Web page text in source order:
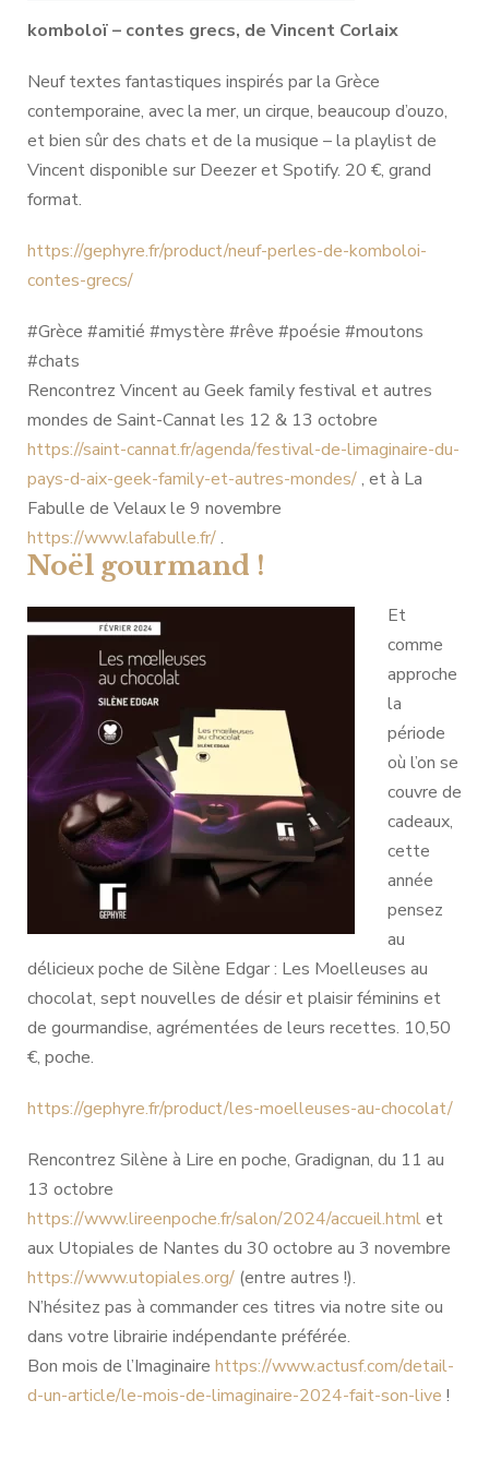
komboloï – contes grecs, de Vincent Corlaix
Neuf textes fantastiques inspirés par la Grèce
contemporaine, avec la mer, un cirque, beaucoup d’ouzo,
et bien sûr des chats et de la musique – la playlist de
Vincent disponible sur Deezer et Spotify. 20 €, grand
format.
https://gephyre.fr/product/neuf-perles-de-komboloi-
contes-grecs/
#Grèce #amitié #mystère #rêve #poésie #moutons
#chats
Rencontrez Vincent au Geek family festival et autres
mondes de Saint-Cannat les 12 & 13 octobre
https://saint-cannat.fr/agenda/festival-de-limaginaire-du-
pays-d-aix-geek-family-et-autres-mondes/, et à La
Fabulle de Velaux le 9 novembre
https://www.lafabulle.fr/.
Noël gourmand !
Et
comme
approche
la
période
où l’on se
couvre de
cadeaux,
cette
année
pensez
au
délicieux poche de Silène Edgar : Les Moelleuses au
chocolat, sept nouvelles de désir et plaisir féminins et
de gourmandise, agrémentées de leurs recettes. 10,50
€, poche.
https://gephyre.fr/product/les-moelleuses-au-chocolat/
Rencontrez Silène à Lire en poche, Gradignan, du 11 au
13 octobre
https://www.lireenpoche.fr/salon/2024/accueil.htmlet
aux Utopiales de Nantes du 30 octobre au 3 novembre
https://www.utopiales.org/ (entre autres !).
N’hésitez pas à commander ces titres via notre site ou
dans votre librairie indépendante préférée.
Bon mois de l’Imaginaire https://www.actusf.com/detail-
d-un-article/le-mois-de-limaginaire-2024-fait-son-live !